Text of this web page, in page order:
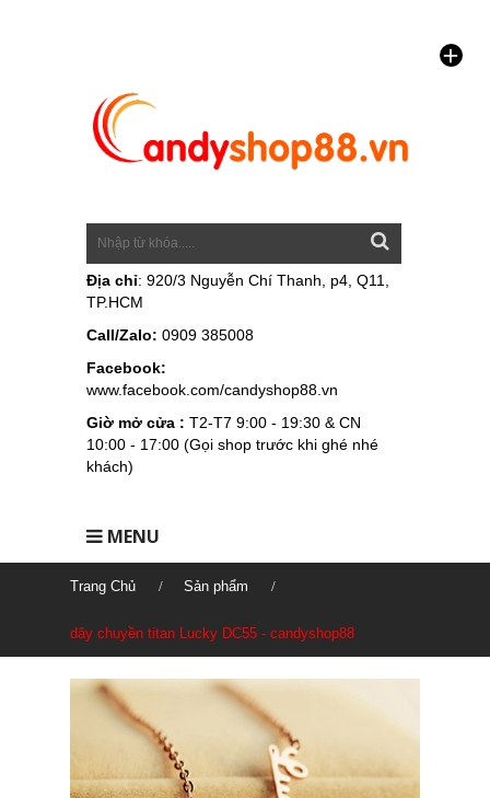
Địa chỉ: 920/3 Nguyễn Chí Thanh, p4, Q11,
TP.HCM
Call/Zalo: 0909 385008
Facebook:
www.facebook.com/candyshop88.vn
Giờ mở cửa : T2-T7 9:00 - 19:30 & CN
10:00 - 17:00 (Gọi shop trước khi ghé nhé
khách)
MENU
Trang Chủ Sản phẩm
dây chuyền titan Lucky DC55 - candyshop88